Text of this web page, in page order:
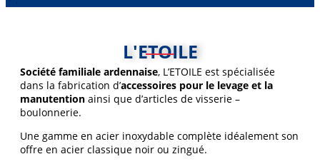
L'ETOILE
Société familiale ardennaise, L’ETOILE est spécialisée
dans la fabrication d’accessoires pour le levage et la
manutention ainsi que d’articles de visserie –
boulonnerie.
Une gamme en acier inoxydable complète idéalement son
offre en acier classique noir ou zingué.